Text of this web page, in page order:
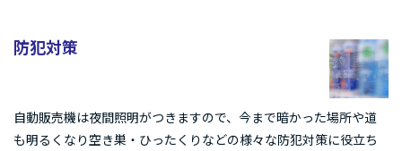
防犯対策
自動販売機は夜間照明がつきますので、今まで暗かった場所や道
も明るくなり空き巣・ひったくりなどの様々な防犯対策に役立ち